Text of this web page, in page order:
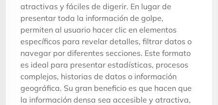
atractivas y fáciles de digerir. En lugar de
presentar toda la información de golpe,
permiten al usuario hacer clic en elementos
específicos para revelar detalles, filtrar datos o
navegar por diferentes secciones. Este formato
es ideal para presentar estadísticas, procesos
complejos, historias de datos o información
geográfica. Su gran beneficio es que hacen que
la información densa sea accesible y atractiva,